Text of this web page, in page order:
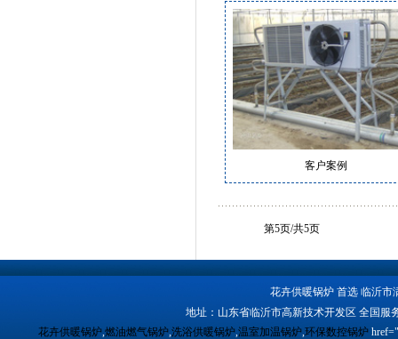
客户案例
第5页/共5页
花卉供暖锅炉 首选 临沂市
地址：山东省临沂市高新技术开发区 全国服
花卉供暖锅炉,燃油燃气锅炉,洗浴供暖锅炉,温室加温锅炉,环保数控锅炉